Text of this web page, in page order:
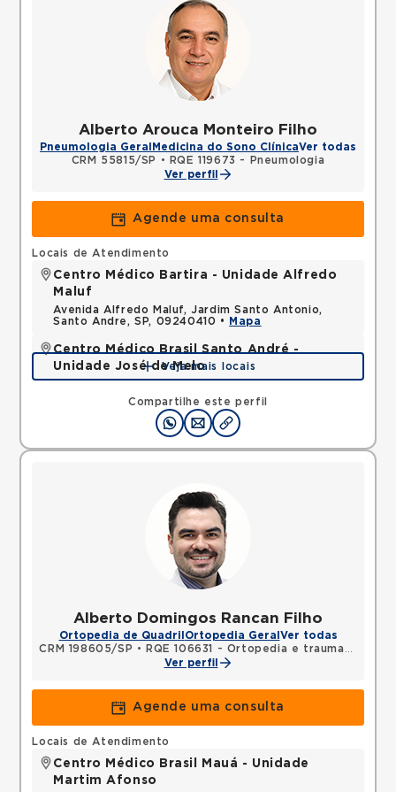
Alberto Arouca Monteiro Filho
Pneumologia Geral Medicina do Sono ClínicaVer todas
CRM 55815/SP
•
RQE 119673 - Pneumologia
Ver perfil
Agende uma consulta
Compartilhe este perfil
Locais de Atendimento
Centro Médico Bartira - Unidade Alfredo
Maluf
Avenida Alfredo Maluf, Jardim Santo Antonio,
Santo Andre, SP, 09240410 •
Mapa
Centro Médico Brasil Santo André -
Unidade José de Melo
Rua Jose de Melo, Vila Dora, Santo Andre, SP,
09030580 •Mapa
Veja mais locais
Alberto Domingos Rancan Filho
Ortopedia de Quadril Ortopedia Geral Ver todas
CRM 198605/SP •
RQE 106631 - Ortopedia e traumatologia
Ver perfil
Agende uma consulta
Locais de Atendimento
Centro Médico Brasil Mauá - Unidade
Martim Afonso